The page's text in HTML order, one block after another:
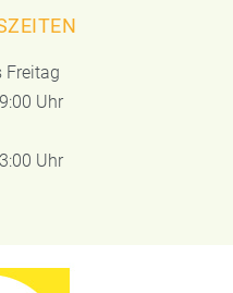
Freitag
Uhr
Uhr